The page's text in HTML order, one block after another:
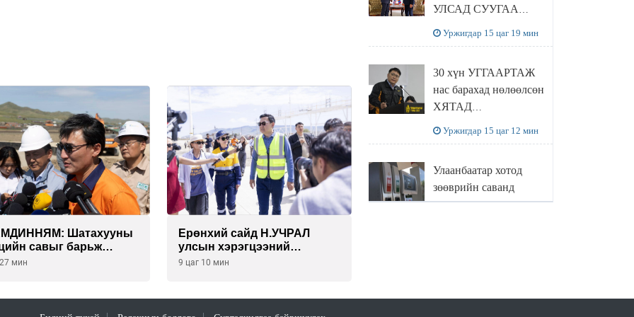
Шатахууны
савыг барьж
УЛСЫН
мин
Ерөнхий сайд Н.УЧРАЛ
улсын хэрэгцээний
БЕНЗИН НӨӨЦЛӨХ САВНЫ
9 цаг 10 мин
УЛСАД СУУГАА
ХҮЛЭЭН АВЧ
УУЛЗЛАА
Уржигдар 15 цаг 19 мин
30 хүн УГГААРТАЖ
нас барахад нөлөөлсөн
ХЯТАД
худалдаж авахаар
болжээ
Уржигдар 15 цаг 12 мин
Улаанбаатар хотод
зөөврийн саванд
шатахуун олгохыг
үйлчилгээний